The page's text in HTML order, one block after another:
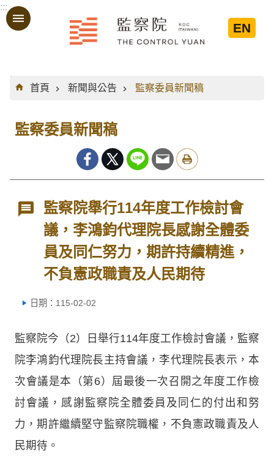
跳到主要內容區塊
:::
EN
:::
首頁
新聞與公告 監察委員新聞稿
監察委員新聞稿
監察院舉行114年度工作檢討會
議，李鴻鈞代理院長感謝全體委
員及同仁努力，期許持續精進，
不負憲政職責及人民期待
日期：115-02-02
監察院今（2）日舉行114年度工作檢討會議，監察
院李鴻鈞代理院長主持會議，李代理院長表示，本
次會議是本（第6）屆最後一次召開之年度工作檢
討會議，感謝監察院全體委員及同仁的付出和努
力，期許繼續堅守監察院職權，不負憲政職責及人
民期待。